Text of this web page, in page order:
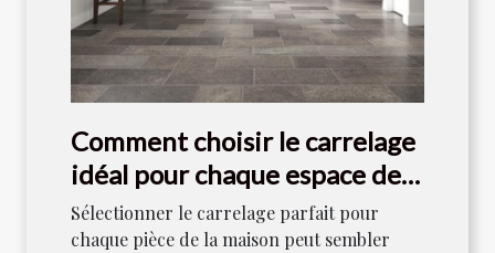
Comment choisir le carrelage
idéal pour chaque espace de
votre maison ?
Sélectionner le carrelage parfait pour
chaque pièce de la maison peut sembler